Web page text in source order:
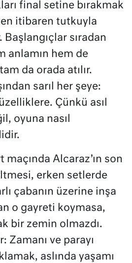
final setine bırakmak
itibaren tutkuyla
sıradan
anlamın hem de
da orada atılır.
sarıl her şeye:
Çünkü asıl
oyuna nasıl
Alcaraz’ın son
erken setlerde
çabanın üzerine inşa
o gayreti koymasa,
bir zemin olmazdı.
Zamanı ve parayı
aslında yaşamı